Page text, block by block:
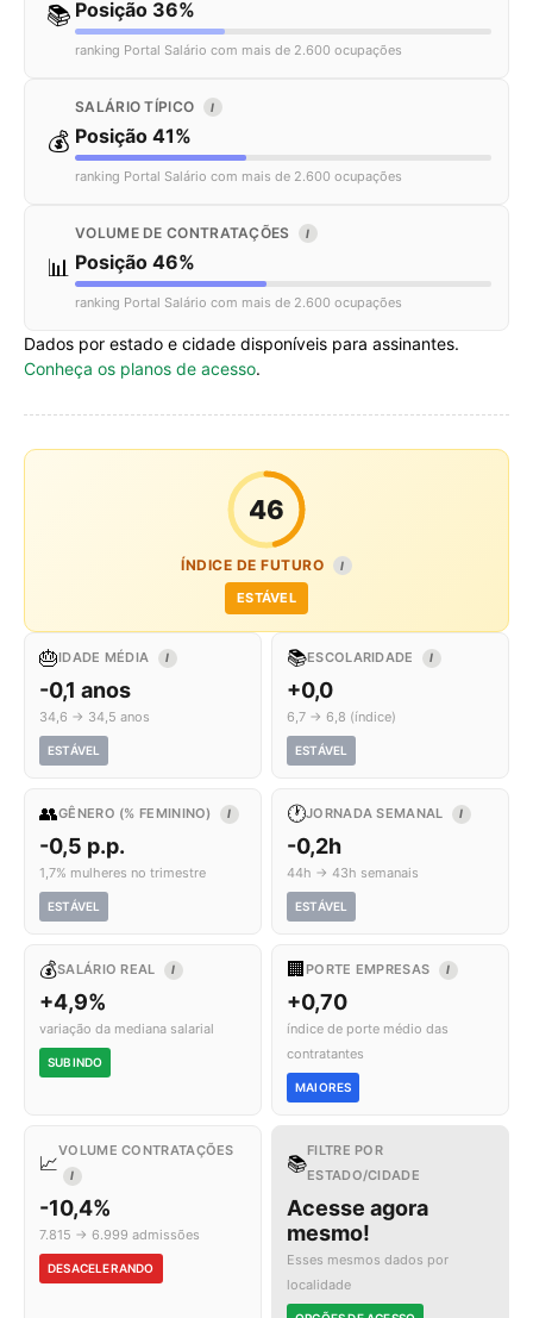
📚 Posição 36%
ranking Portal Salário com mais de 2.600 ocupações
💰
SALÁRIO TÍPICO I
Posição 41%
ranking Portal Salário com mais de 2.600 ocupações
📊
VOLUME DE CONTRATAÇÕES I
Posição 46%
ranking Portal Salário com mais de 2.600 ocupações
Dados por estado e cidade disponíveis para assinantes.
Conheça os planos de acesso.
46
ÍNDICE DE FUTURO I
ESTÁVEL
🎂IDADE MÉDIA I
-0,1 anos
34,6 → 34,5 anos
ESTÁVEL
📚ESCOLARIDADE I
+0,0
6,7 → 6,8 (índice)
ESTÁVEL
👥GÊNERO (% FEMININO) I
-0,5 p.p.
1,7% mulheres no trimestre
ESTÁVEL
🕐JORNADA SEMANAL I
-0,2h
44h → 43h semanais
ESTÁVEL
💰SALÁRIO REAL I
+4,9%
variação da mediana salarial
SUBINDO
🏢 PORTE EMPRESAS I
+0,70
índice de porte médio das
contratantes
MAIORES
📈
VOLUME CONTRATAÇÕES
I
-10,4%
7.815 → 6.999 admissões
DESACELERANDO
📚
FILTRE POR
ESTADO/CIDADE
Acesse agora
mesmo!
Esses mesmos dados por
localidade